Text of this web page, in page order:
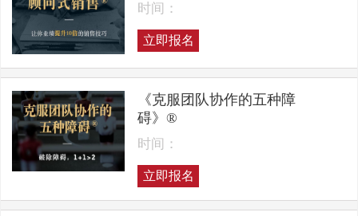
时间：
立即报名
《克服团队协作的五种障
碍》®
时间：
立即报名